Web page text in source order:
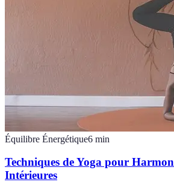
Équilibre Énergétique6 min
Techniques de Yoga pour
Intérieures